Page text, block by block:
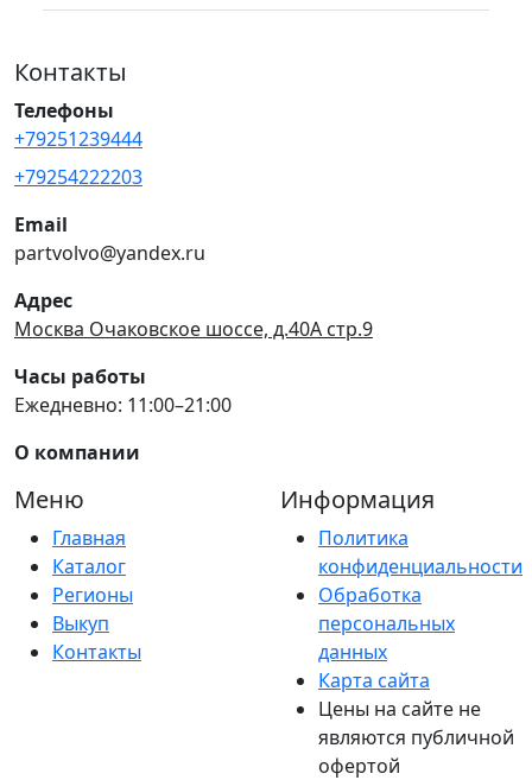
Контакты
Телефоны
+79251239444
+79254222203
Email
partvolvo@yandex.ru
Адрес
Москва Очаковское шоссе, д.40А стр.9
Часы работы
Ежедневно: 11:00–21:00
О компании
Меню
Главная
Каталог
Регионы
Выкуп
Контакты
Информация
Политика
конфиденциальности
Обработка
персональных
данных
Карта сайта
Цены на сайте не
являются публичной
офертой